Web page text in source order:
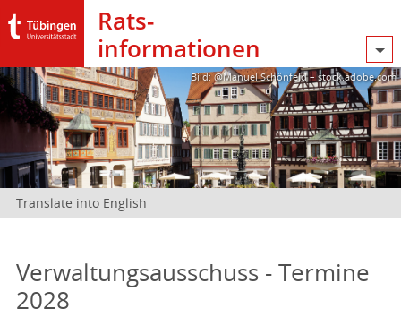
Rats­
informationen
Bild: @Manuel Schönfeld – stock.adobe.com
Translate into English
Verwaltungsausschuss - Termine
2028